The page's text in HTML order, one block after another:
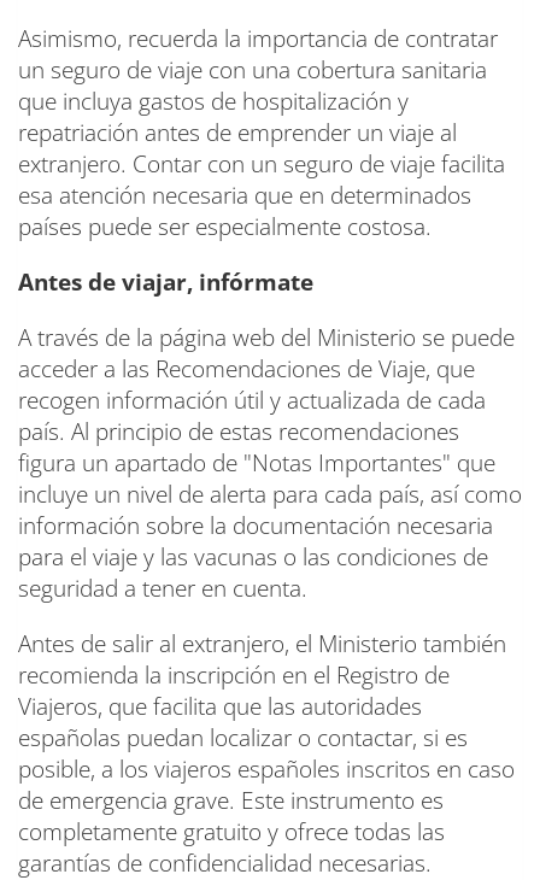
Asimismo, recuerda la importancia de contratar
un seguro de viaje con una cobertura sanitaria
que incluya gastos de hospitalización y
repatriación antes de emprender un viaje al
extranjero. Contar con un seguro de viaje facilita
esa atención necesaria que en determinados
países puede ser especialmente costosa.
Antes de viajar, infórmate
A través de la página web del Ministerio se puede
acceder a las Recomendaciones de Viaje, que
recogen información útil y actualizada de cada
país. Al principio de estas recomendaciones
figura un apartado de "Notas Importantes" que
incluye un nivel de alerta para cada país, así como
información sobre la documentación necesaria
para el viaje y las vacunas o las condiciones de
seguridad a tener en cuenta.
Antes de salir al extranjero, el Ministerio también
recomienda la inscripción en el Registro de
Viajeros, que facilita que las autoridades
españolas puedan localizar o contactar, si es
posible, a los viajeros españoles inscritos en caso
de emergencia grave. Este instrumento es
completamente gratuito y ofrece todas las
garantías de confidencialidad necesarias.